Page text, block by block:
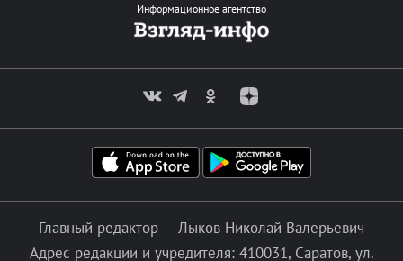
Информационное агентство
Главный редактор — Лыков Николай Валерьевич
Адрес редакции и учредителя: 410031, Саратов, ул.